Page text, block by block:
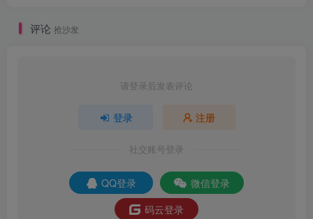
评论 抢沙发
请登录后发表评论
登录 注册
社交账号登录
QQ登录
微信登录
码云登录